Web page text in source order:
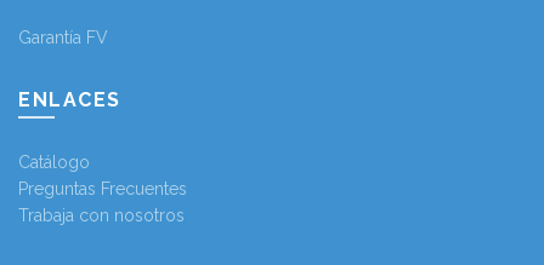
Garantía FV
ENLACES
Catálogo
Preguntas Frecuentes
Trabaja con nosotros